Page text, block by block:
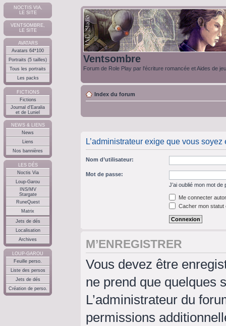
NOCTIS VIA,
LE SITE
VENTSOMBRE,
LE SITE
AVATARS
Avatars 64*100
Portraits (5 tailles)
Tous les portraits
Les packs
FICTIONS
Fictions
Journal d'Earalia
et de Luniel
NEWS & LIENS
News
Liens
Nos bannières
LES DÉS
Noctis Via
Loup-Garou
INS/MV
Stargate
RuneQuest
Matrix
Jets de dés
Localisation
Archives
LOUP-GAROU
Feuille perso.
Liste des persos
Jets de dés
Création de perso.
Ventsombre
Forum de Role Play par l'écriture romancée et Aides de
Index du forum
L’administrateur exige que vous
Nom d’utilisateur:
Mot de passe:
J’ai oublié mon mot de
Me connecter
Cacher mon statut
M’ENREGISTRER
Vous devez être
ne prend que quelques
L’administrateur du
permissions